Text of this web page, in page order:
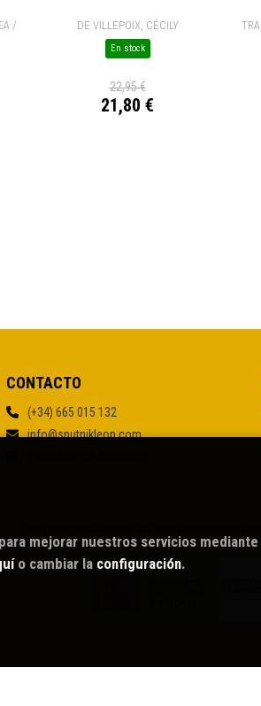
/
DE VILLEPOIX, CÉCILY
En stock
22,95 €
21,80 €
CONTACTO
(+34) 665 015 132
info@sputnikleon.com
mejorar nuestros servicios
o cambiar la configuración.